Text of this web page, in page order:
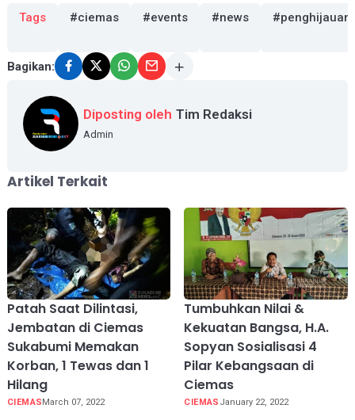
Tags #ciemas #events #news #penghijauan
Bagikan:
Diposting oleh Tim Redaksi
Admin
Artikel Terkait
Patah Saat Dilintasi,
Jembatan di Ciemas
Sukabumi Memakan
Korban, 1 Tewas dan 1
Hilang
CIEMASMarch 07, 2022
Tumbuhkan Nilai &
Kekuatan Bangsa, H.A.
Sopyan Sosialisasi 4
Pilar Kebangsaan di
Ciemas
CIEMAS January 22, 2022